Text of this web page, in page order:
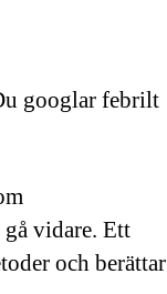
googlar febrilt
vidare. Ett
och berättar